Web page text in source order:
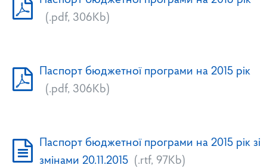
(.pdf, 306Kb)
Паспорт бюджетної програми на 2015 рік
(.pdf, 306Kb)
Паспорт бюджетної програми на 2015 рік зі
змінами 20.11.2015 (.rtf, 97Kb)